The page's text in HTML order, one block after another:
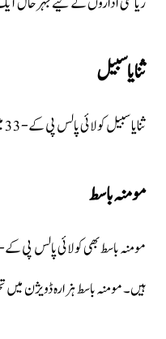
ثنایا سبیل
ثنایا سبیل کولائی پالس پی کے-33 میں انتخاب لڑ رہی ہیں۔
مومنہ باسط
ہیں۔ مومنہ باسط ہزارہ ڈویژن